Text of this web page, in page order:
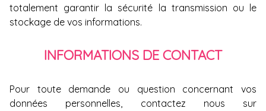
totalement garantir la sécurité la transmission ou le
stockage de vos informations.
INFORMATIONS DE CONTACT
Pour toute demande ou question concernant vos
données personnelles, contactez nous sur